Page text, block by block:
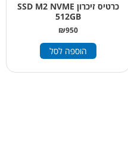
כרטיס זיכרון SSD M2 NVME
512GB
₪950
הוספה לסל